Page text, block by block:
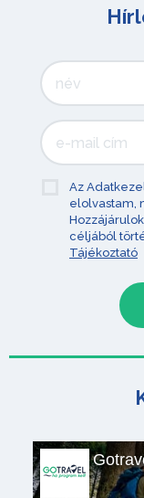
Az
elolvastam,
céljából
Tájékoztató